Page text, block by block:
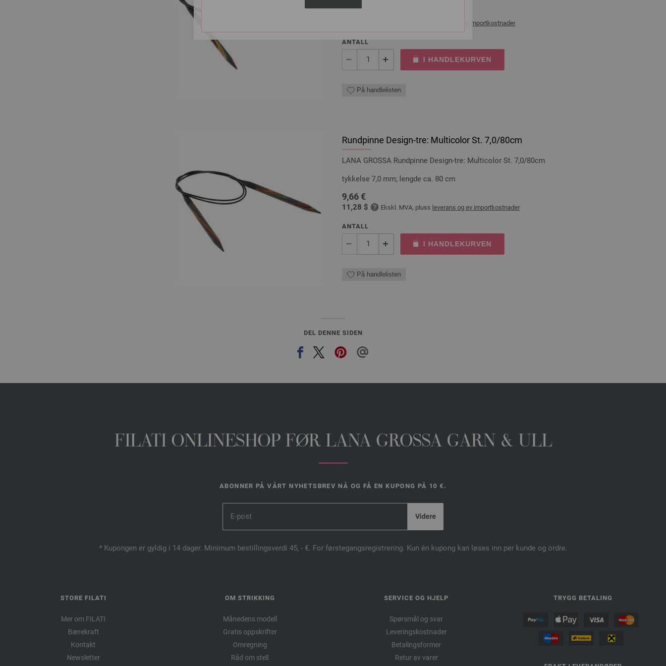
8,36 €
leverans og ev importkostnader
ANTALL
I HANDLEKURVEN
På handlelisten
Rundpinne Design-tre: Multicolor St. 7,0/80cm
LANA GROSSA Rundpinne Design-tre: Multicolor St. 7,0/80cm
tykkelse 7,0 mm; lengde ca. 80 cm
9,66 €
11,28 $ Ekskl. MVA, pluss leverans og ev importkostnader
ANTALL
I HANDLEKURVEN
På handlelisten
DEL DENNE SIDEN
FILATI ONLINESHOP FØR LANA GROSSA GARN & ULL
ABONNER PÅ VÅRT NYHETSBREV NÅ OG FÅ EN KUPONG PÅ 10 €.
* Kupongen er gyldig i 14 dager. Minimum bestillingsverdi 45, - €. For førstegangsregistrering. Kun én kupong kan løses inn per kunde og ordre.
STORE FILATI
Mer om FILATI
Bærekraft
Kontakt
Newsletter
OM STRIKKING
Månedens modell
Gratis oppskrifter
Omregning
Råd om stell
SERVICE OG HJELP
Spørsmål og svar
Leveringskostnader
Betalingsformer
Retur av varer
TRYGG BETALING